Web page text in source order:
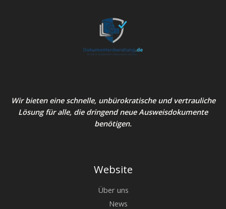
Wir bieten eine schnelle, unbürokratische und vertrauliche
Lösung für alle, die dringend neue Ausweisdokumente
benötigen.
Website
Über uns
News